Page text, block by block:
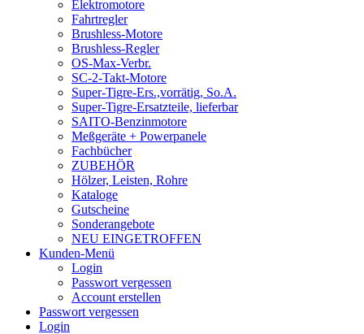
Elektromotore
Fahrtregler
Brushless-Motore
Brushless-Regler
OS-Max-Verbr.
SC-2-Takt-Motore
Super-Tigre-Ers.,vorrätig, So.A.
Super-Tigre-Ersatzteile, lieferbar
SAITO-Benzinmotore
Meßgeräte + Powerpanele
Fachbücher
ZUBEHÖR
Hölzer, Leisten, Rohre
Kataloge
Gutscheine
Sonderangebote
NEU EINGETROFFEN
Kunden-Menü
Login
Passwort vergessen
Account erstellen
Passwort vergessen
Login